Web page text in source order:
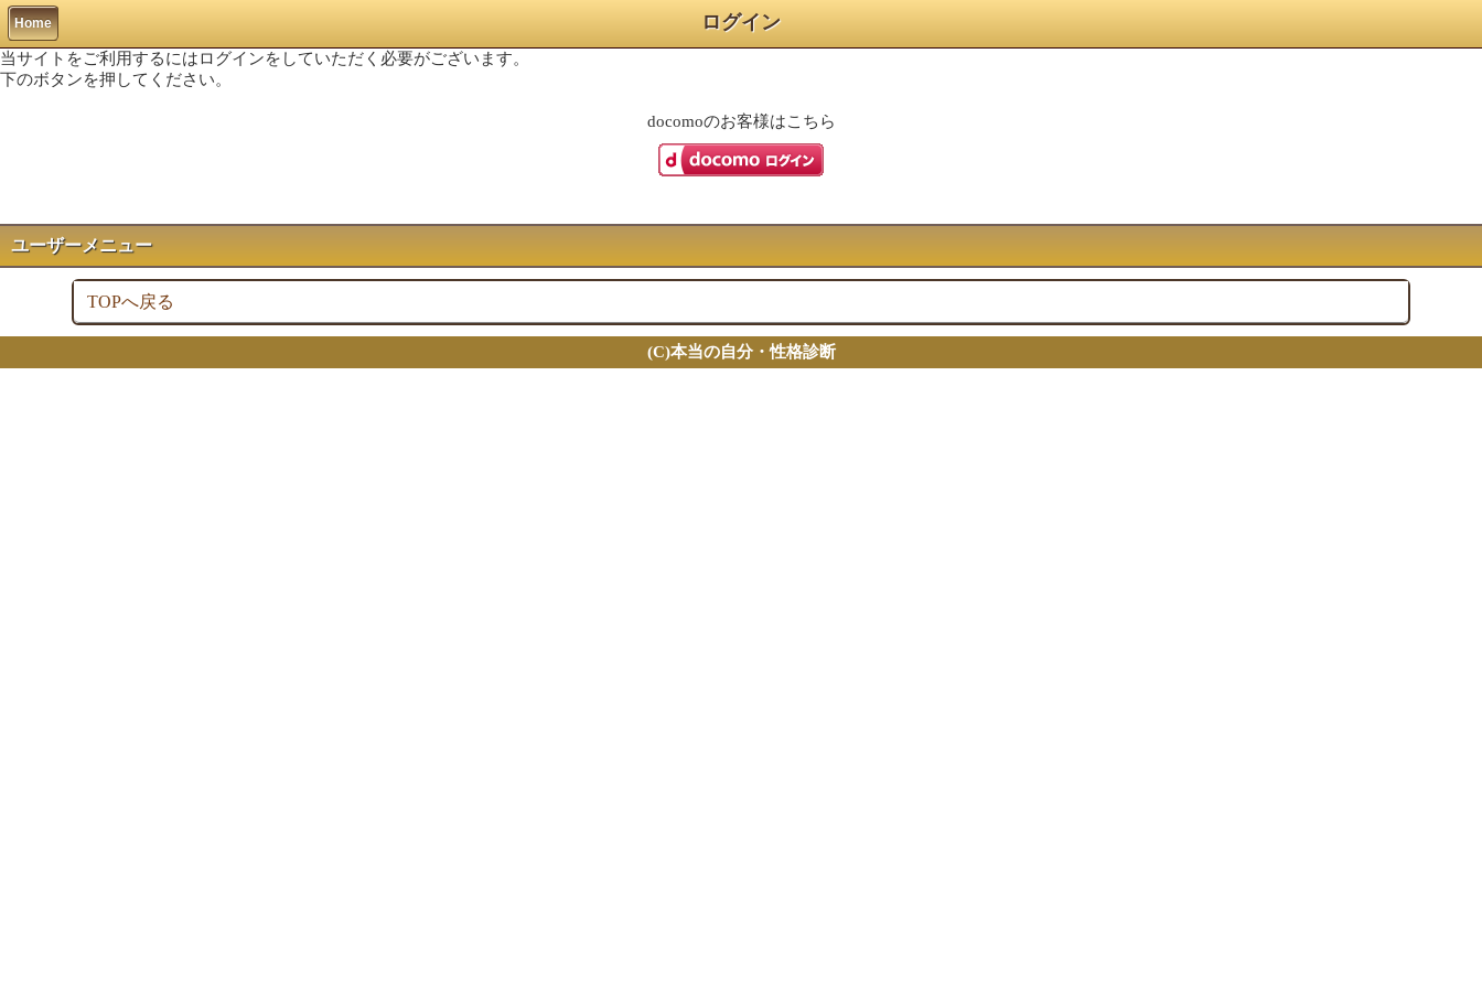
Home ログイン
当サイトをご利用するにはログインをしていただく必要がございます。
下のボタンを押してください。
docomoのお客様はこちら
ユーザーメニュー
TOPへ戻る
(C)本当の自分・性格診断